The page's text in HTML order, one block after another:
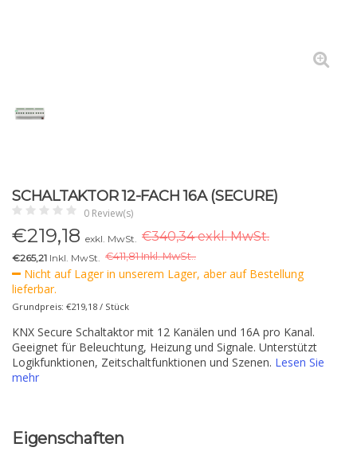
SCHALTAKTOR 12-FACH 16A (SECURE)
0 Review(s)
€219,18 exkl. MwSt. €340,34 exkl. MwSt.
€265,21 Inkl. MwSt. €411,81 Inkl. MwSt..
Nicht auf Lager in unserem Lager, aber auf Bestellung
lieferbar.
Grundpreis: €219,18 / Stück
KNX Secure Schaltaktor mit 12 Kanälen und 16A pro Kanal.
Geeignet für Beleuchtung, Heizung und Signale. Unterstützt
Logikfunktionen, Zeitschaltfunktionen und Szenen. Lesen Sie
mehr
Eigenschaften